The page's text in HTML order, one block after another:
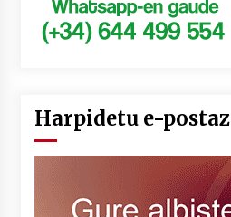
Harpidetu e-postaz